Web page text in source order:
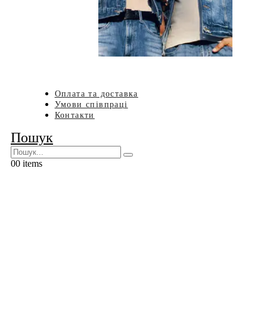
Оплата та доставка
Умови співпраці
Контакти
Пошук
00 items